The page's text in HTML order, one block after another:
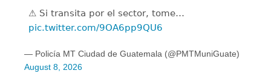
⚠️ Si transita por el sector, tome…
pic.twitter.com/9OA6pp9QU6
— Policía MT Ciudad de Guatemala (@PMTMuniGuate)
August 8, 2026